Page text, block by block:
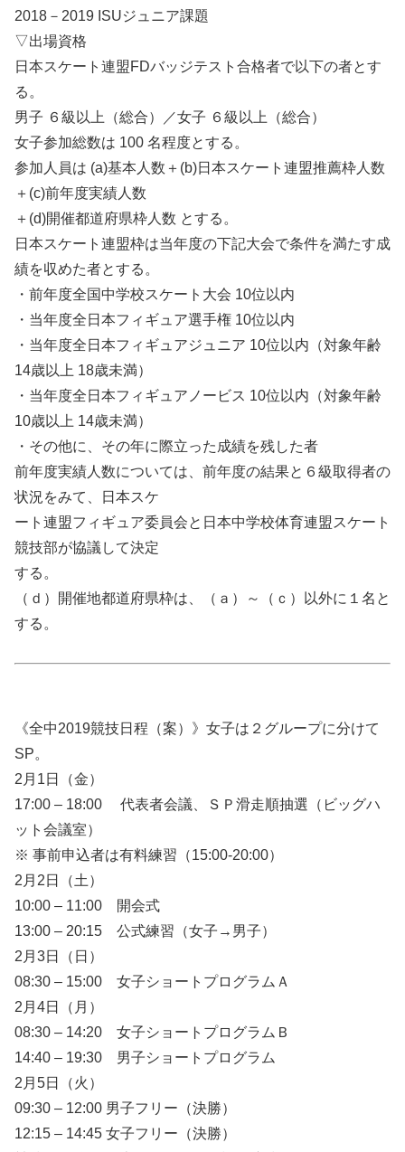
2018－2019 ISUジュニア課題
▽出場資格
日本スケート連盟FDバッジテスト合格者で以下の者とす
る。
男子 ６級以上（総合）／女子 ６級以上（総合）
女子参加総数は 100 名程度とする。
参加人員は (a)基本人数＋(b)日本スケート連盟推薦枠人数
＋(c)前年度実績人数
＋(d)開催都道府県枠人数 とする。
日本スケート連盟枠は当年度の下記大会で条件を満たす成
績を収めた者とする。
・前年度全国中学校スケート大会 10位以内
・当年度全日本フィギュア選手権 10位以内
・当年度全日本フィギュアジュニア 10位以内（対象年齢
14歳以上 18歳未満）
・当年度全日本フィギュアノービス 10位以内（対象年齢
10歳以上 14歳未満）
・その他に、その年に際立った成績を残した者
前年度実績人数については、前年度の結果と６級取得者の
状況をみて、日本スケ
ート連盟フィギュア委員会と日本中学校体育連盟スケート
競技部が協議して決定
する。
（ｄ）開催地都道府県枠は、（ａ）～（ｃ）以外に１名と
する。
《全中2019競技日程（案）》女子は２グループに分けて
SP。
2月1日（金）
17:00 – 18:00 代表者会議、ＳＰ滑走順抽選（ビッグハ
ット会議室）
※ 事前申込者は有料練習（15:00-20:00）
2月2日（土）
10:00 – 11:00 開会式
13:00 – 20:15 公式練習（女子→男子）
2月3日（日）
08:30 – 15:00 女子ショートプログラムＡ
2月4日（月）
08:30 – 14:20 女子ショートプログラムＢ
14:40 – 19:30 男子ショートプログラム
2月5日（火）
09:30 – 12:00 男子フリー（決勝）
12:15 – 14:45 女子フリー（決勝）